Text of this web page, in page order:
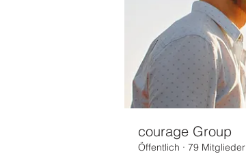
courage Group
Öffentlich · 79 Mitglieder